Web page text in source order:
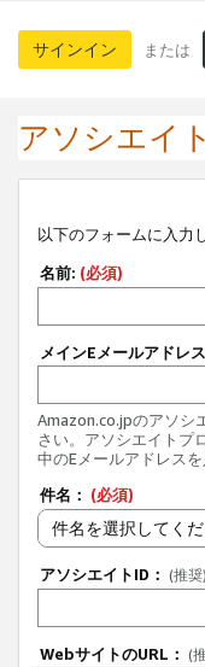
サインイン または
アソシエイ
以下のフォームに入力
名前: (必須)
メインEメールアドレス
Amazon.co.jpのアソシ
さい。アソシエイトプ
中のEメールアドレスを
件名： (必須)
件名を選択してく
アソシエイトID： (推奨)
WebサイトのURL： (